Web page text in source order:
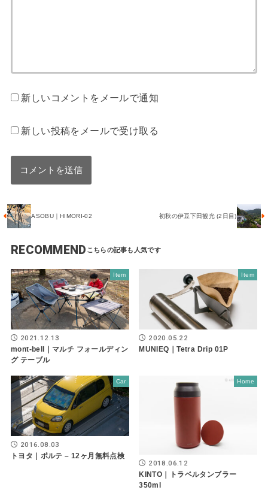
新しいコメントをメールで通知
新しい投稿をメールで受け取る
ASOBU｜HIMORI-02 初秋の伊豆下田観光 (2日目)
RECOMMEND
Item
2021.12.13
mont-bell｜マルチ フォールディン
グ テーブル
Item
2020.05.22
MUNIEQ｜Tetra Drip 01P
Car
2016.08.03
トヨタ｜ポルテ – 12ヶ月無料点検
Home
2018.06.12
KINTO｜トラベルタンブラー
350ml